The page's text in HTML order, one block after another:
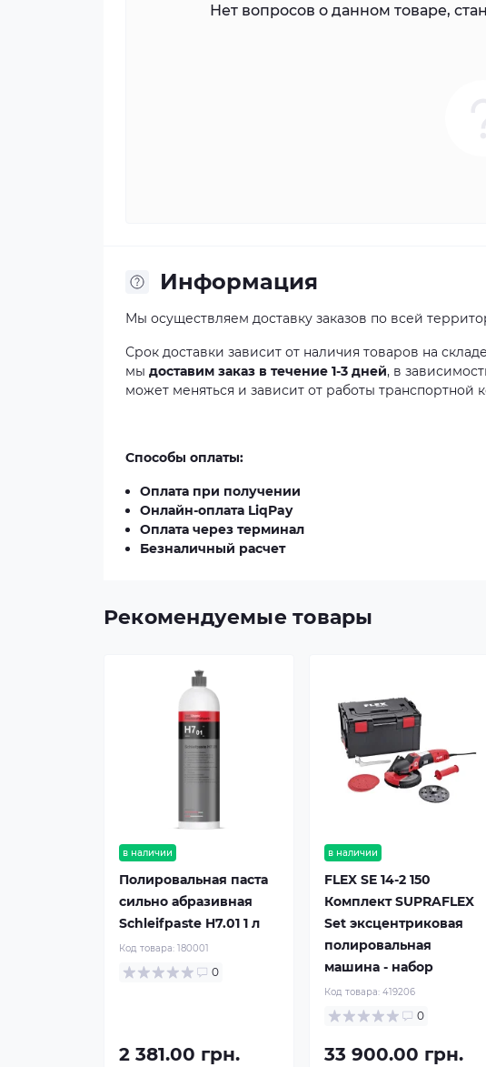
Нет вопросов о данном товаре,
Информация
Мы осуществляем доставку заказов по всей
Срок доставки зависит от наличия товаров на
мы доставим заказ в течение 1-3 дней, в
может меняться и зависит от работы транспортной
Способы оплаты:
Оплата при получении
Онлайн-оплата LiqPay
Оплата через терминал
Безналичный расчет
Рекомендуемые товары
в наличии
Полировальная паста
сильно абразивная
Schleifpaste H7.01 1 л
Код товара: 180001
0
2 381.00 грн.
в наличии
FLEX SE 14-2 150
Комплект SUPRAFLEX
Set эксцентриковая
полировальная
машина - набор
Код товара:419206
0
33 900.00 грн.